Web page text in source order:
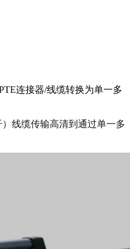
连接器/线缆转换为单一多
线缆传输高清到通过单一多